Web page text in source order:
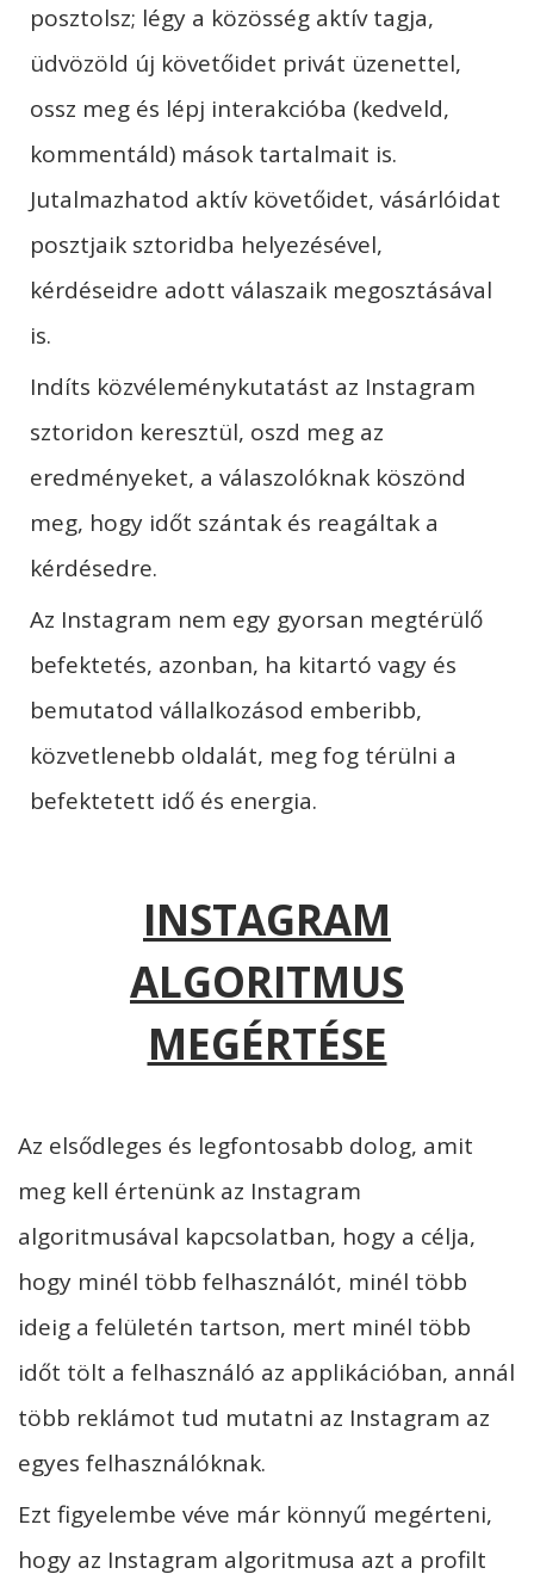
posztolsz; légy a közösség aktív tagja,
üdvözöld új követőidet privát üzenettel,
ossz meg és lépj interakcióba (kedveld,
kommentáld) mások tartalmait is.
Jutalmazhatod aktív követőidet, vásárlóidat
posztjaik sztoridba helyezésével,
kérdéseidre adott válaszaik megosztásával
is.
Indíts közvéleménykutatást az Instagram
sztoridon keresztül, oszd meg az
eredményeket, a válaszolóknak köszönd
meg, hogy időt szántak és reagáltak a
kérdésedre.
Az Instagram nem egy gyorsan megtérülő
befektetés, azonban, ha kitartó vagy és
bemutatod vállalkozásod emberibb,
közvetlenebb oldalát, meg fog térülni a
befektetett idő és energia.
INSTAGRAM
ALGORITMUS
MEGÉRTÉSE
Az elsődleges és legfontosabb dolog, amit
meg kell értenünk az Instagram
algoritmusával kapcsolatban, hogy a célja,
hogy minél több felhasználót, minél több
ideig a felületén tartson, mert minél több
időt tölt a felhasználó az applikációban, annál
több reklámot tud mutatni az Instagram az
egyes felhasználóknak.
Ezt figyelembe véve már könnyű megérteni,
hogy az Instagram algoritmusa azt a profilt